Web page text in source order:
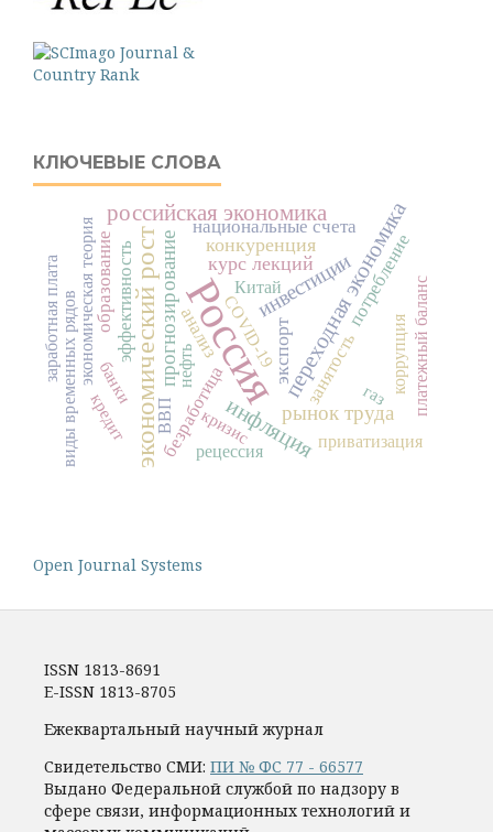
КЛЮЧЕВЫЕ СЛОВА
Россия
экономический рост переходная экономика
инфляция
российская экономика
рынок труда
инвестиции
прогнозирование курс лекций
конкуренция
экспорт
эффективность
образование
занятость
национальные счета
потребление
безработица
анализ
экономическая теория Китай платежный баланс
COVID-19
виды временных рядов газ
кризис приватизация
заработная плата нефть
банки коррупция
ВВП
рецессия
кредит
Open Journal Systems
ISSN 1813-8691
E-ISSN 1813-8705
Ежеквартальный научный журнал
Свидетельство СМИ: ПИ № ФС 77 - 66577
Выдано Федеральной службой по надзору в
сфере связи, информационных технологий и